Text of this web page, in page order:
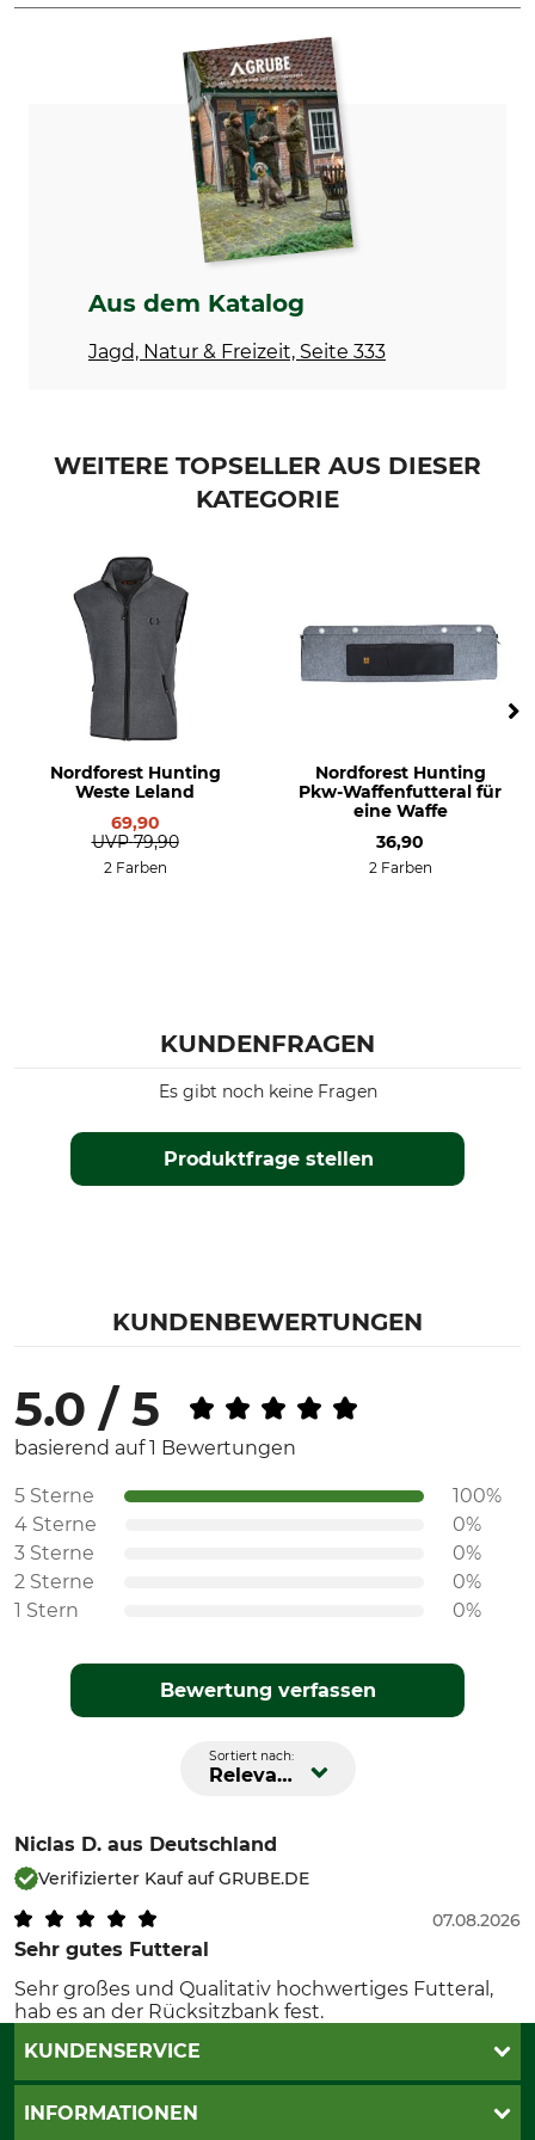
Nordforest Hunting
Produkttyp
Waffenfutteral
Modellbezeichnung
Herstellung
Made in Poland
Länge (außen)
118 cm
3 cm
Aus dem Katalog
Jagd, Natur & Freizeit, Seite 333
WEITERE TOPSELLER AUS DIESER
KATEGORIE
Nordforest Hunting
Weste Leland
69,90
UVP 79,90
2 Farben
Nordforest Hunting
Pkw-Waffenfutteral für
eine Waffe
36,90
2 Farben
KUNDENFRAGEN
Produktfrage stellen
Es gibt noch keine Fragen
KUNDENBEWERTUNGEN
5.0 / 5
basierend auf 1 Bewertungen
5 Sterne
100%
4 Sterne
0%
3 Sterne
0%
2 Sterne
0%
1 Stern
0%
Bewertung verfassen
Sortiert nach:
Relevanz
Niclas D. aus Deutschland
Verifizierter Kauf auf GRUBE.DE
Sehr gutes Futteral
07.08.2026
Sehr großes und Qualitativ hochwertiges Futteral,
hab es an der Rücksitzbank fest.
KUNDENSERVICE
Katalogbestellung
INFORMATIONEN